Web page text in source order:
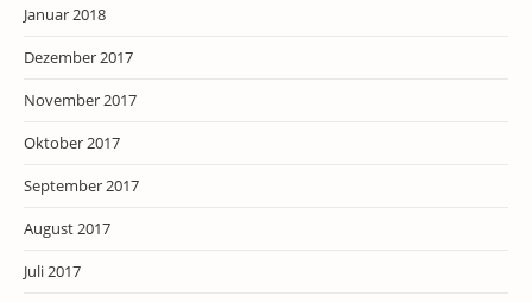
Januar 2018
Dezember 2017
November 2017
Oktober 2017
September 2017
August 2017
Juli 2017